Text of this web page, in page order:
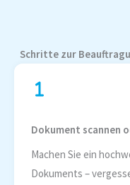
Schritte zur
Dokument scannen
Machen Sie ein
Dokuments –